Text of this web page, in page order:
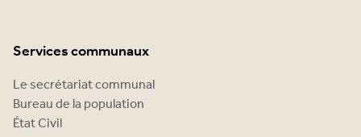
Services communaux
Le secrétariat communal
Bureau de la population
État Civil